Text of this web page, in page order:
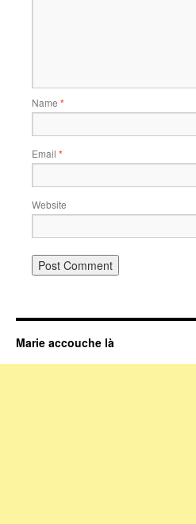
Name *
Email *
Website
Marie accouche là